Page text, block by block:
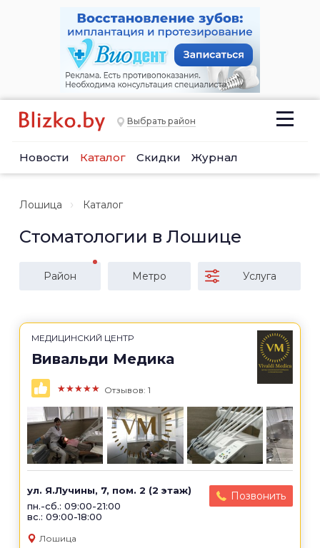
Выбрать район
Новости Каталог Скидки Журнал
Лошица Каталог
Стоматологии в Лошице
Район Метро Услуга
МЕДИЦИНСКИЙ ЦЕНТР
Вивальди Медика
★★★★★ Отзывов: 1
ул. Я.Лучины, 7, пом. 2 (2 этаж)
пн.-сб.: 09:00-21:00
вс.: 09:00-18:00
Позвонить
Лошица